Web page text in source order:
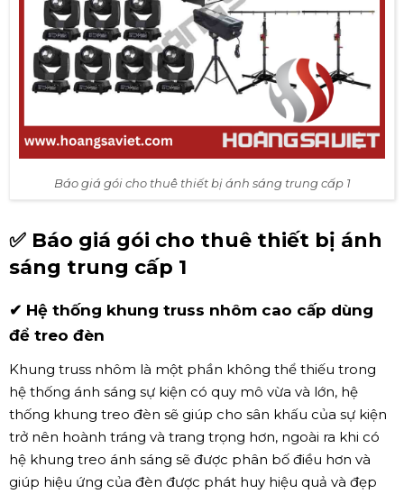
Báo giá gói cho thuê thiết bị ánh sáng trung cấp 1
✅ Báo giá gói cho thuê thiết bị ánh
sáng trung cấp 1
✔ Hệ thống khung truss nhôm cao cấp dùng
để treo đèn
Khung truss nhôm là một phần không thể thiếu trong
hệ thống ánh sáng sự kiện có quy mô vừa và lớn, hệ
thống khung treo đèn sẽ giúp cho sân khấu của sự kiện
trở nên hoành tráng và trang trọng hơn, ngoài ra khi có
hệ khung treo ánh sáng sẽ được phân bố điều hơn và
giúp hiệu ứng của đèn được phát huy hiệu quả và đẹp